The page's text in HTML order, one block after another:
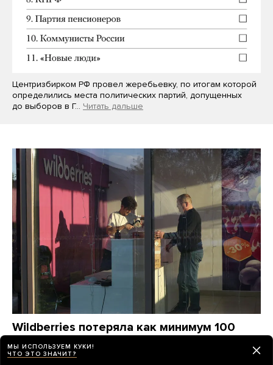
Центризбирком РФ провел жеребьевку, по итогам которой
определились места политических партий, допущенных
до выборов в Г… Читать дальше
Wildberries потеряла как минимум 100
миллиардов рублей от атак украинских
дронов. Компания станет убыточной
МЫ ИСПОЛЬЗУЕМ КУКИ!
ЧТО ЭТО ЗНАЧИТ?